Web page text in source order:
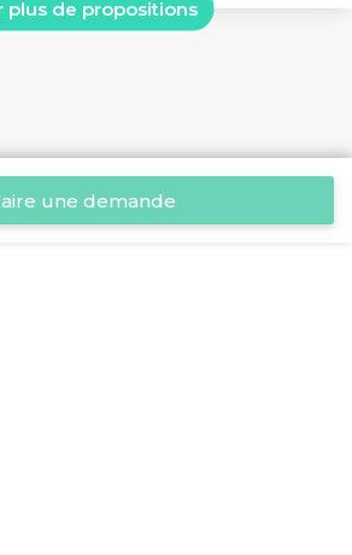
plus de propositions
une demande